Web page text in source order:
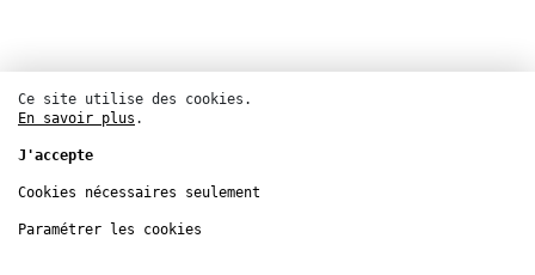
Ce site utilise des cookies.
En savoir plus .
J'accepte
Cookies nécessaires seulement
Paramétrer les cookies